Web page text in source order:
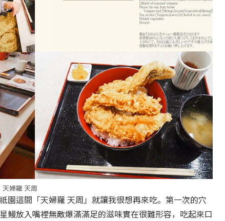
天婦羅 天周
園這間「天婦羅 天周」就讓我很想再來吃。第一次的穴
鰻放入嘴裡無敵爆滿滿足的滋味實在很難形容，吃起來口